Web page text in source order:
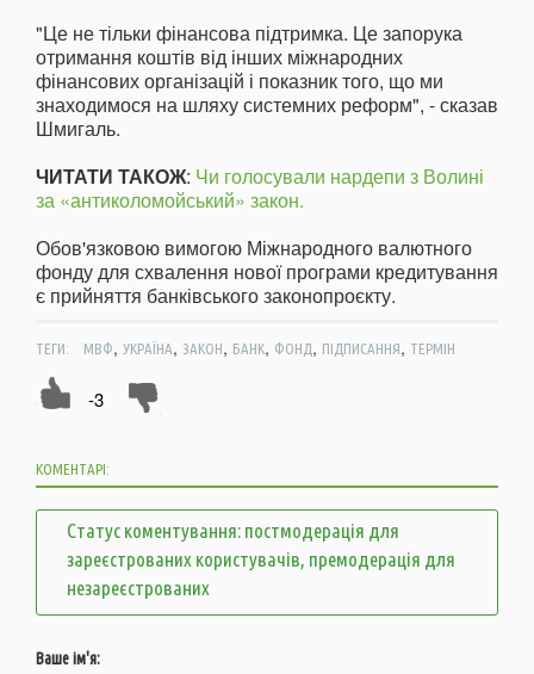
"Це не тільки фінансова підтримка. Це запорука
отримання коштів від інших міжнародних
фінансових організацій і показник того, що ми
знаходимося на шляху системних реформ", - сказав
Шмигаль.
ЧИТАТИ ТАКОЖ: Чи голосували нардепи з Волині
за «антиколомойський» закон.
Обов'язковою вимогою Міжнародного валютного
фонду для схвалення нової програми кредитування
є прийняття банківського законопроєкту.
ТЕГИ: МВФ, УКРАЇНА, ЗАКОН, БАНК, ФОНД, ПІДПИСАННЯ, ТЕРМІН
-3
КОМЕНТАРІ:
Статус коментування: постмодерація для
зареєстрованих користувачів, премодерація для
незареєстрованих
Ваше ім'я: